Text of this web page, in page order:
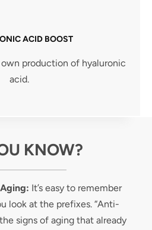
ACID BOOST
own production of hyaluronic
acid.
KNOW?
It’s easy to remember
look at the prefixes. “Anti-
signs of aging that already